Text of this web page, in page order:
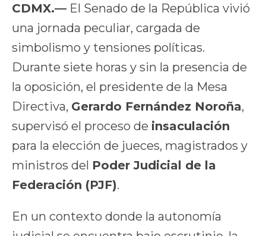
CDMX.— El Senado de la República vivió
una jornada peculiar, cargada de
simbolismo y tensiones políticas.
Durante siete horas y sin la presencia de
la oposición, el presidente de la Mesa
Directiva, Gerardo Fernández Noroña,
supervisó el proceso de insaculación
para la elección de jueces, magistrados y
ministros del Poder Judicial de la
Federación (PJF).
En un contexto donde la autonomía